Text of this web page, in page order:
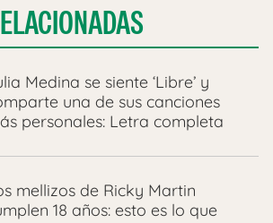
Medina se siente ‘Libre’ y
una de sus canciones
personales: Letra completa
mellizos de Ricky Martin
18 años: esto es lo que